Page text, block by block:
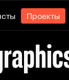
Проекты